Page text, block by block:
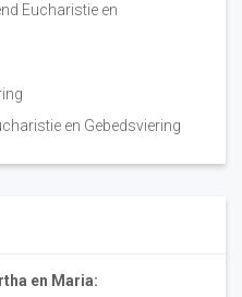
Eucharistie en
en Gebedsviering
en Maria: